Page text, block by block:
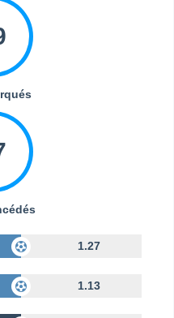
1.27
1.13